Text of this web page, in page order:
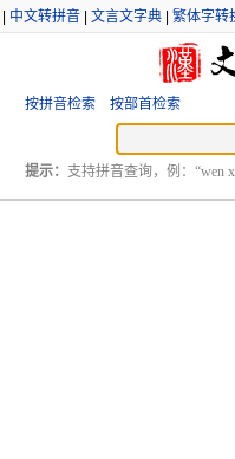
中文转拼音 文言文字典 繁体字转
按拼音检索 按部首检索
提示： 支持拼音查询，例：“wen